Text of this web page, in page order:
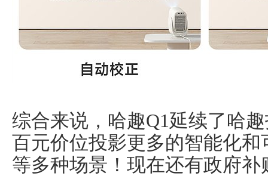
综合来说，哈趣Q1延续了哈
百元价位投影更多的智能化
等多种场景！现在还有政府